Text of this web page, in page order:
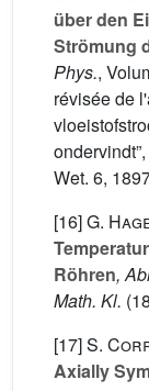
über den
Strömung
Phys.,
révisée de
Wet. 6,
[16]G.
Röhren,
Math. Kl.
[17]S.
Axially